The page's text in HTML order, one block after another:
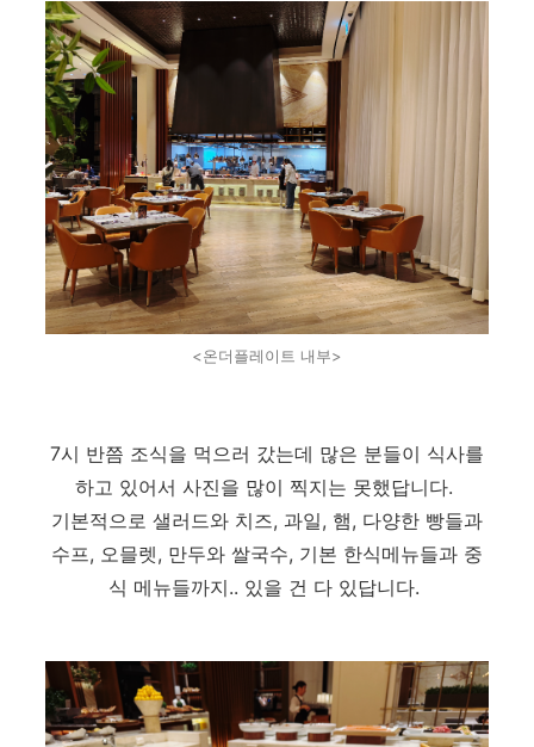
<온더플레이트 내부>
7시 반쯤 조식을 먹으러 갔는데 많은 분들이 식사를
하고 있어서 사진을 많이 찍지는 못했답니다.
기본적으로 샐러드와 치즈, 과일, 햄, 다양한 빵들과
수프, 오믈렛, 만두와 쌀국수, 기본 한식메뉴들과 중
식 메뉴들까지.. 있을 건 다 있답니다.